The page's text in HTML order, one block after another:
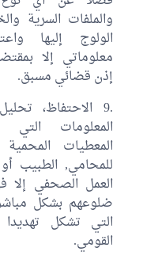
والملفات السرية
الولوج إليها
معلوماتي إلا
إذن قضائي مسبق.
.9 الاحتفاظ،
المعلومات
المعطيات المحمية
للمحامي, الطبيب
العمل الصحفي
ضلوعهم بشكل
التي تشكل
القومي.